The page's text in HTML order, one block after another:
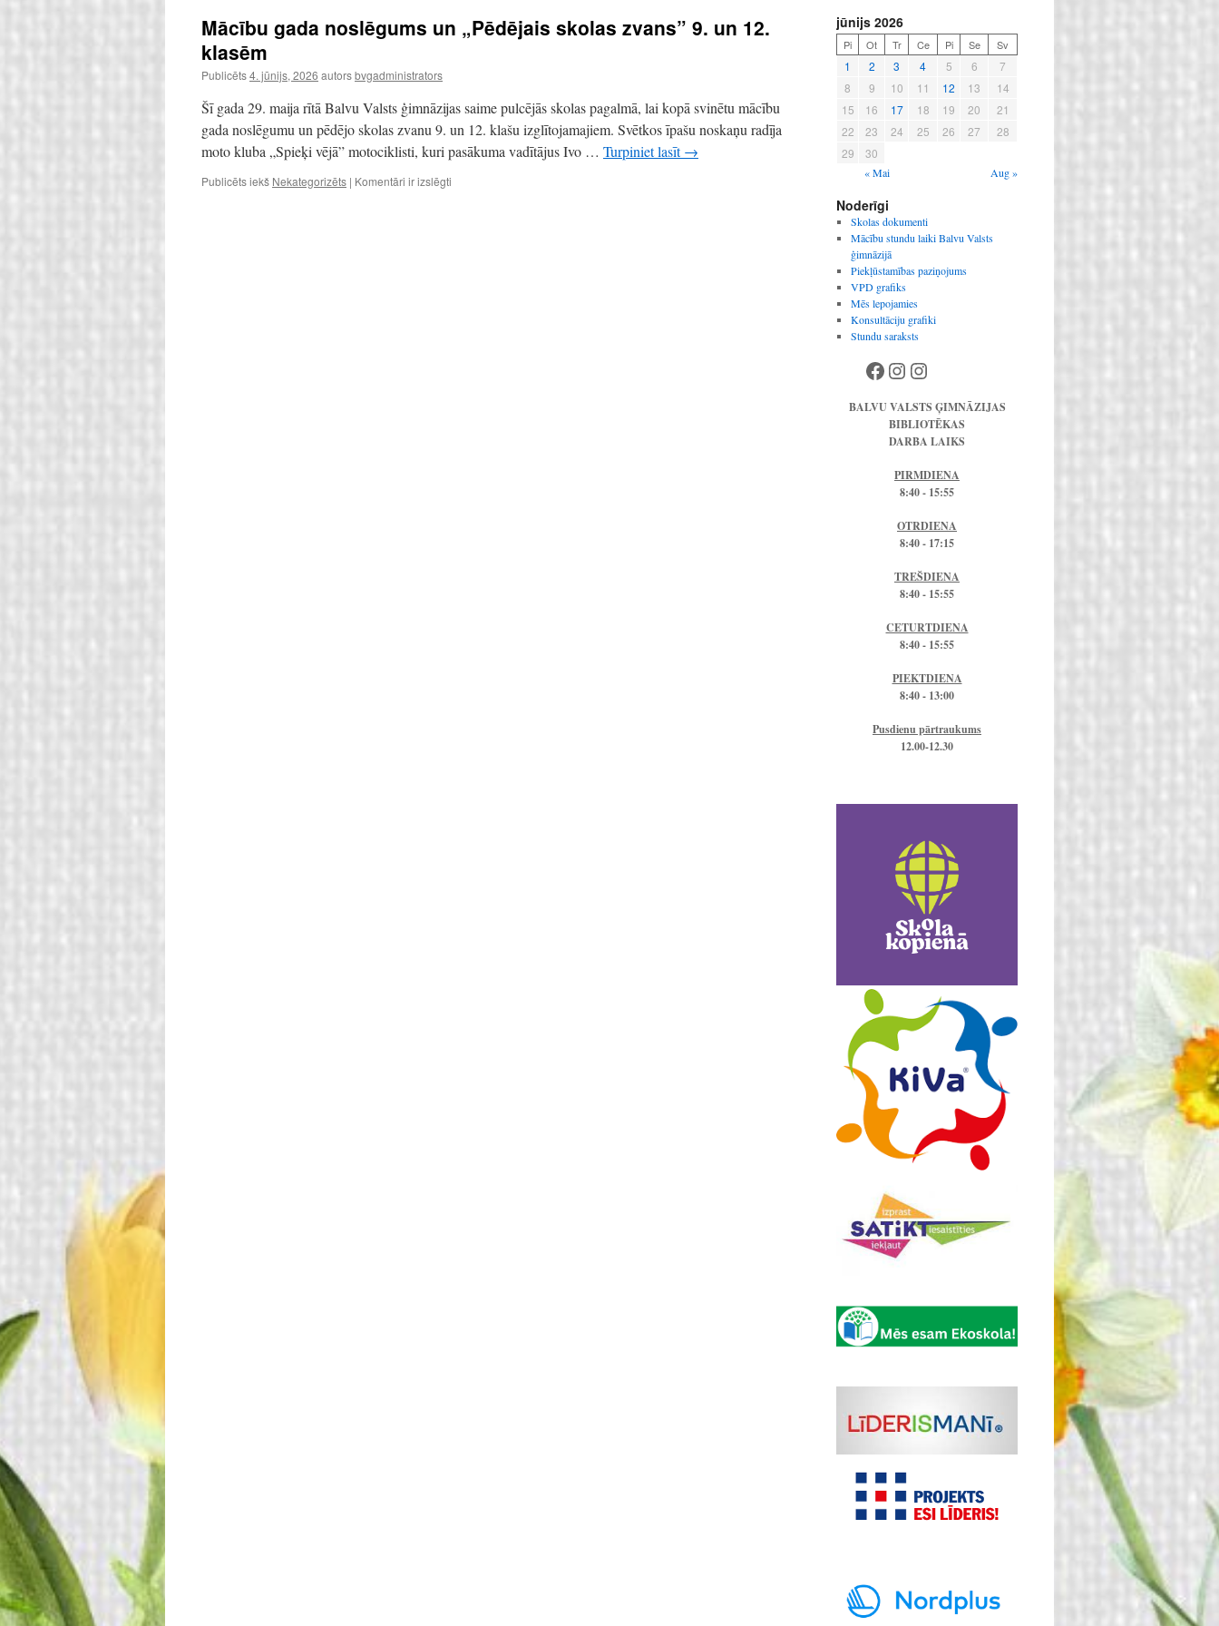
Mācību gada noslēgums un „Pēdējais skolas zvans” 9. un 12.
klasēm
Publicēts4. jūnijs, 2026 autorsbvgadministrators
Šī gada 29. maija rītā Balvu Valsts ģimnāzijas saime pulcējās skolas pagalmā, lai kopā svinētu mācību
gada noslēgumu un pēdējo skolas zvanu 9. un 12. klašu izglītojamajiem. Svētkos īpašu noskaņu radīja
moto kluba „Spieķi vējā” motociklisti, kuri pasākuma vadītājus Ivo … Turpiniet lasīt→
Publicēts iekš Nekategorizēts | Komentāri ir izslēgti
jūnijs 2026
Pi Ot Tr Ce Pi Se Sv
1 2 3 4 5 6
7
8
9 10 11 12 13
14
15
16 17 18 19 20
21
22
23 24 25 26 27
28
29
30
« Mai Aug »
Noderīgi
Skolas dokumenti
Mācību stundu laiki Balvu Valsts
ģimnāzijā
Piekļūstamības paziņojums
VPD grafiks
Mēs lepojamies
Konsultāciju grafiki
Stundu saraksts
Facebook
Instagram
Instagram
BALVU VALSTS ĢIMNĀZIJAS
BIBLIOTĒKAS
DARBA LAIKS
PIRMDIENA
8:40 - 15:55
OTRDIENA
8:40 - 17:15
TREŠDIENA
8:40 - 15:55
CETURTDIENA
8:40 - 15:55
PIEKTDIENA
8:40 - 13:00
Pusdienu pārtraukums
12.00-12.30